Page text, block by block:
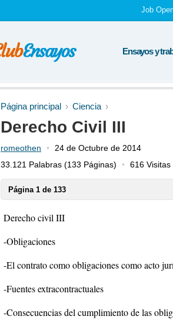
Job
Ensayos y
Página principal Ciencia
Derecho Civil III
romeothen
24 de Octubre de 2014
33.121 Palabras (133 Páginas) 616 Visitas
Página 1 de 133
Derecho civil III
-Obligaciones
-El contrato como obligaciones como acto
-Fuentes extracontractuales
-Consecuencias del cumplimiento de las